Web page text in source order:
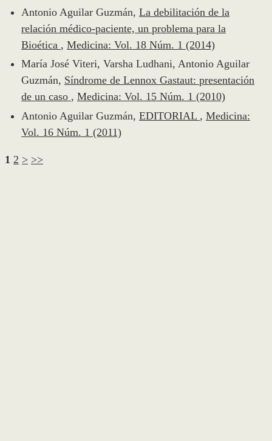
Antonio Aguilar Guzmán, La debilitación de la
relación médico-paciente, un problema para la
Bioética , Medicina: Vol. 18 Núm. 1 (2014)
María José Viteri, Varsha Ludhani, Antonio Aguilar
Guzmán, Síndrome de Lennox Gastaut: presentación
de un caso , Medicina: Vol. 15 Núm. 1 (2010)
Antonio Aguilar Guzmán, EDITORIAL , Medicina:
Vol. 16 Núm. 1 (2011)
1 2 > >>